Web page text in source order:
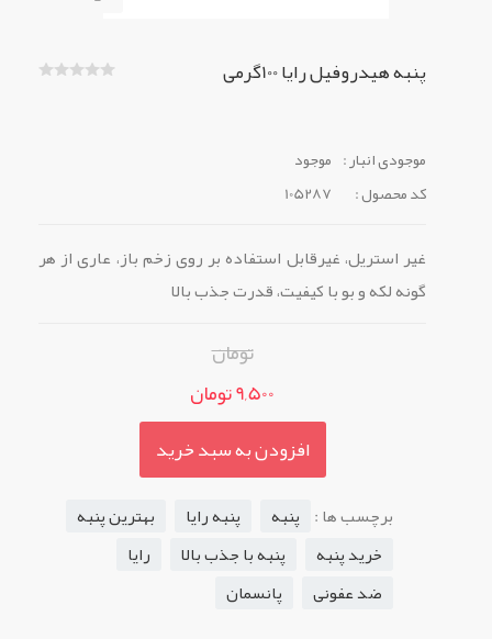
پنبه هیدروفیل رایا 100گرمی
موجودی انبار : موجود
کد محصول :
105287
غیر استریل، غیرقابل استفاده بر روی زخم باز، عاری از هر
گونه لکه و بو با کیفیت، قدرت جذب بالا
تومان
9,500 تومان
افزودن به سبد خرید
برچسب ها : پنبه پنبه رایا
بهترین پنبه
خرید پنبه
پنبه با جذب بالا
رایا
ضد عفونی
پانسمان